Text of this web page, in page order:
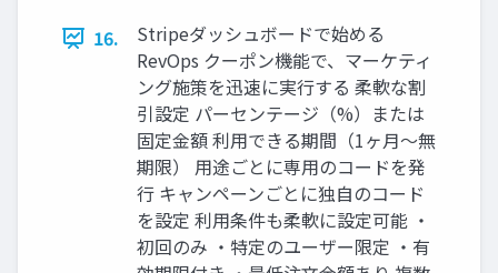
16.
Stripeダッシュボードで始める
RevOps クーポン機能で、マーケティ
ング施策を迅速に実行する 柔軟な割
引設定 パーセンテージ（%）または
固定金額 利用できる期間（1ヶ月〜無
期限） 用途ごとに専用のコードを発
行 キャンペーンごとに独自のコード
を設定 利用条件も柔軟に設定可能 ・
初回のみ ・特定のユーザー限定 ・有